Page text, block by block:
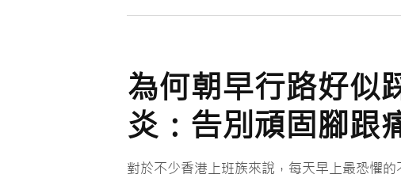
為何朝早行路好似
炎：告別頑固腳跟
對於不少香港上班族來說，每天早上最恐懼